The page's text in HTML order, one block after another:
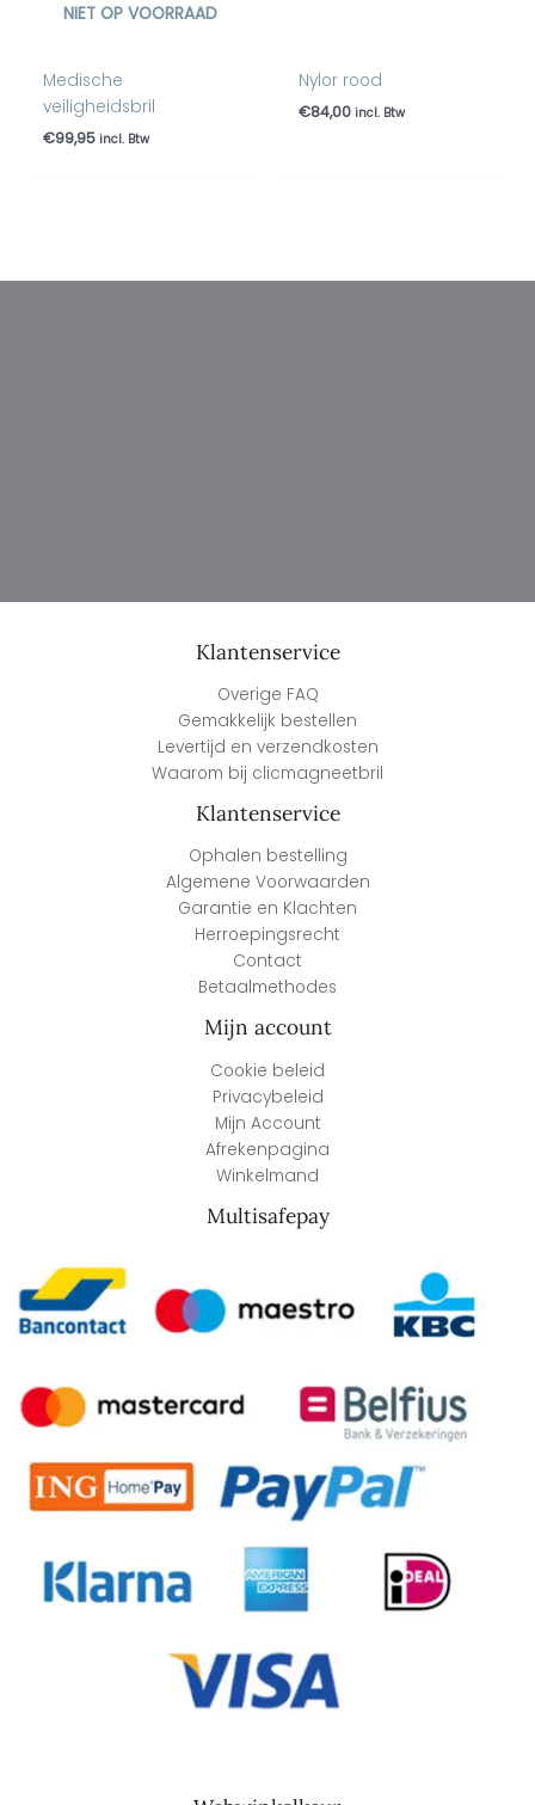
NIET OP VOORRAAD
Medische
veiligheidsbril
€99,95 incl. Btw
Nylor rood
€84,00 incl. Btw
Klantenservice
Overige FAQ
Gemakkelijk bestellen
Levertijd en verzendkosten
Waarom bij clicmagneetbril
Klantenservice
Ophalen bestelling
Algemene Voorwaarden
Garantie en Klachten
Herroepingsrecht
Contact
Betaalmethodes
Mijn account
Cookie beleid
Privacybeleid
Mijn Account
Afrekenpagina
Winkelmand
Multisafepay